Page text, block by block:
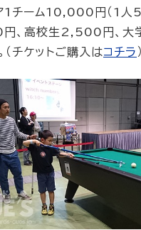
1チーム10,000円（1人
、高校生2,500円、大
（チケットご購入はコチラ